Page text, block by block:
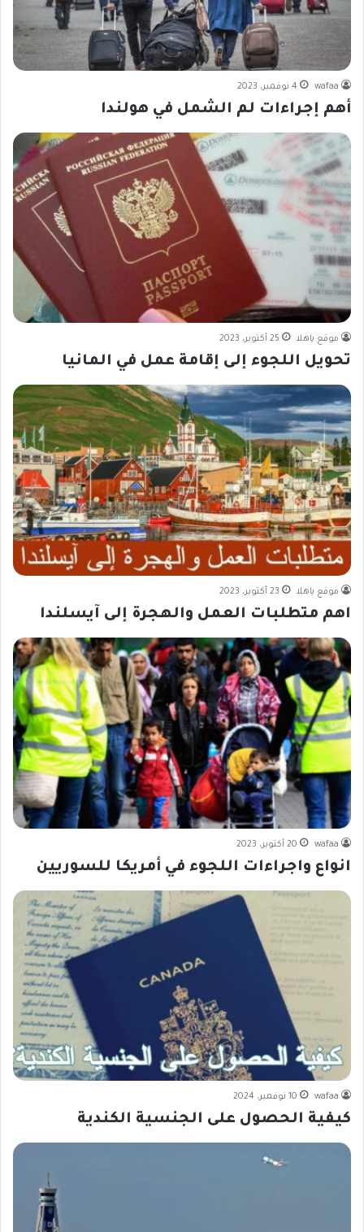
wafaa 4 نوفمبر، 2023
أهم إجراءات لم الشمل في هولندا
موقع ياهلا 25 أكتوبر، 2023
تحويل اللجوء إلى إقامة عمل في المانيا
موقع ياهلا 23 أكتوبر، 2023
اهم متطلبات العمل والهجرة إلى آيسلندا
wafaa 20 أكتوبر، 2023
انواع واجراءات اللجوء في أمريكا للسوريين
wafaa 10 نوفمبر، 2024
كيفية الحصول على الجنسية الكندية